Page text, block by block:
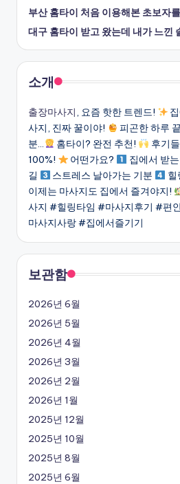
부산 홈타이 처음 이용해본 초보자
대구 홈타이 받고 왔는데 내가 느낀
소개
출장마사지, 요즘 핫한 트렌드!
사지, 진짜 꿀이야!
피곤한 하루
분…
홈타이? 완전 추천!
후기
100%!
어떤가요? 집에서 받
길
스트레스 날아가는 기분
힐
이제는 마사지도 집에서 즐겨야지!
사지 #힐링타임 #마사지후기 #편
마사지사랑 #집에서즐기기
보관함
2026년 6월
2026년 5월
2026년 4월
2026년 3월
2026년 2월
2026년 1월
2025년 12월
2025년 10월
2025년 8월
2025년 6월